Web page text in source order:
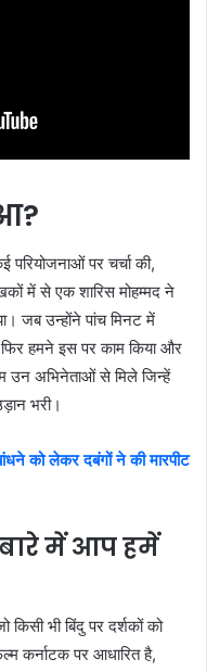
परियोजनाओं पर चर्चा की,
में से एक शारिस मोहम्मद ने
जब उन्होंने पांच मिनट में
फिर हमने इस पर काम किया और
उन अभिनेताओं से मिले जिन्हें
भरी।
को लेकर दबंगों ने की मारपीट
में आप हमें
भी बिंदु पर दर्शकों को
कर्नाटक पर आधारित है,